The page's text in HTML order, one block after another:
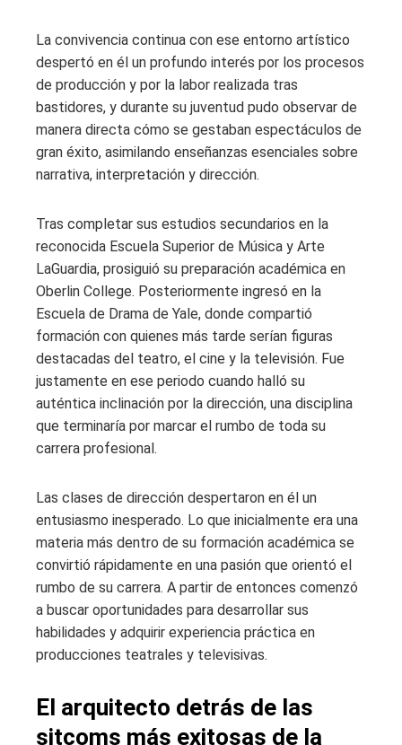
La convivencia continua con ese entorno artístico
despertó en él un profundo interés por los procesos
de producción y por la labor realizada tras
bastidores, y durante su juventud pudo observar de
manera directa cómo se gestaban espectáculos de
gran éxito, asimilando enseñanzas esenciales sobre
narrativa, interpretación y dirección.
Tras completar sus estudios secundarios en la
reconocida Escuela Superior de Música y Arte
LaGuardia, prosiguió su preparación académica en
Oberlin College. Posteriormente ingresó en la
Escuela de Drama de Yale, donde compartió
formación con quienes más tarde serían figuras
destacadas del teatro, el cine y la televisión. Fue
justamente en ese periodo cuando halló su
auténtica inclinación por la dirección, una disciplina
que terminaría por marcar el rumbo de toda su
carrera profesional.
Las clases de dirección despertaron en él un
entusiasmo inesperado. Lo que inicialmente era una
materia más dentro de su formación académica se
convirtió rápidamente en una pasión que orientó el
rumbo de su carrera. A partir de entonces comenzó
a buscar oportunidades para desarrollar sus
habilidades y adquirir experiencia práctica en
producciones teatrales y televisivas.
El arquitecto detrás de las
sitcoms más exitosas de la